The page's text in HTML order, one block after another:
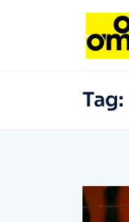
Tag: